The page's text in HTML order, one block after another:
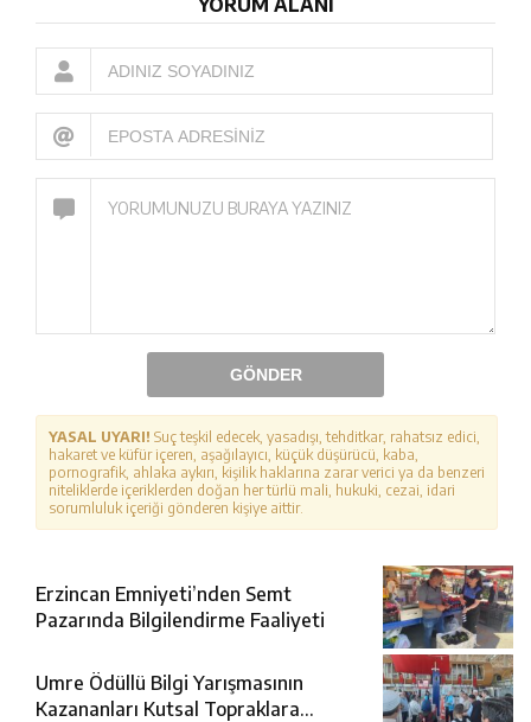
GÖNDER
YASAL UYARI! Suç teşkil edecek, yasadışı, tehditkar, rahatsız edici,
hakaret ve küfür içeren, aşağılayıcı, küçük düşürücü, kaba,
pornografik, ahlaka aykırı, kişilik haklarına zarar verici ya da benzeri
niteliklerde içeriklerden doğan her türlü mali, hukuki, cezai, idari
sorumluluk içeriği gönderen kişiye aittir.
Erzincan Emniyeti’nden Semt
Pazarında Bilgilendirme Faaliyeti
Umre Ödüllü Bilgi Yarışmasının
Kazananları Kutsal Topraklara